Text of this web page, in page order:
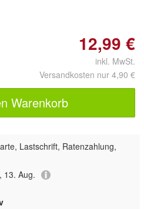
12,99 €
inkl. MwSt.
Versandkosten nur 4,90 €
Warenkorb
Lastschrift, Ratenzahlung,
13. Aug.